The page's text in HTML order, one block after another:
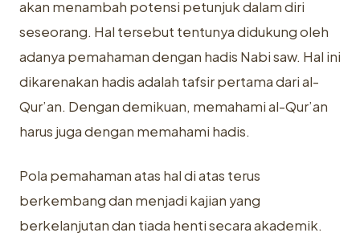
akan menambah potensi petunjuk dalam diri
seseorang. Hal tersebut tentunya didukung oleh
adanya pemahaman dengan hadis Nabi saw. Hal ini
dikarenakan hadis adalah tafsir pertama dari al-
Qur’an. Dengan demikuan, memahami al-Qur’an
harus juga dengan memahami hadis.
Pola pemahaman atas hal di atas terus
berkembang dan menjadi kajian yang
berkelanjutan dan tiada henti secara akademik.